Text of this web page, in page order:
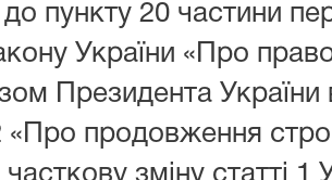
до пункту 20 частини
України «Про
Президента України
продовження
часткову зміну статті